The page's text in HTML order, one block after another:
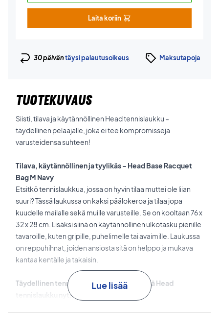
Laita koriin
30 päiväntäysi palautusoikeus Maksutapoja
TUOTEKUVAUS
Siisti, tilava ja käytännöllinen Head tennislaukku –
täydellinen pelaajalle, joka ei tee kompromisseja
varusteidensa suhteen!
Tilava, käytännöllinen ja tyylikäs – Head Base Racquet
Bag M Navy
Etsitkö tennislaukkua, jossa on hyvin tilaa muttei ole liian
suuri? Tässä laukussa on kaksi päälokeroa ja tilaa jopa
kuudelle mailalle sekä muille varusteille. Se on kooltaan 76 x
32 x 28 cm. Lisäksi siinä on käytännöllinen ulkotasku pienille
tavaroille, kuten gripille, puhelimelle tai avaimille. Laukussa
on reppuhihnat, joiden ansiosta sitä on helppo ja mukava
kantaa kentälle ja takaisin.
Täydellinen tennisvarusteillesi – osta tämä Head
tennislaukku nyt!
Lue lisää